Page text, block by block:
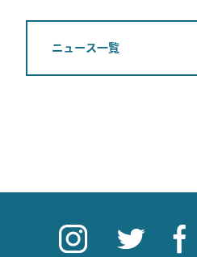
ニュース一覧